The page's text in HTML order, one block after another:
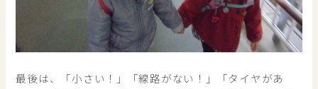
最後は、「小さい！」「線路がない！」「タイヤがあ